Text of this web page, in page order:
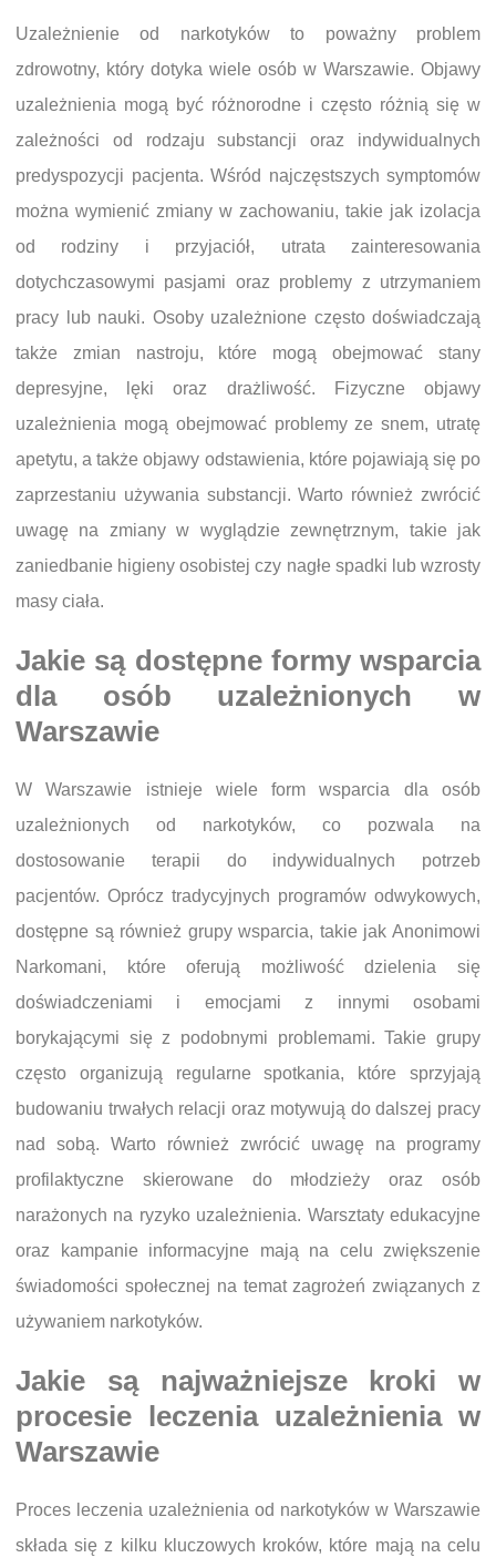
Uzależnienie od narkotyków to poważny problem
zdrowotny, który dotyka wiele osób w Warszawie. Objawy
uzależnienia mogą być różnorodne i często różnią się w
zależności od rodzaju substancji oraz indywidualnych
predyspozycji pacjenta. Wśród najczęstszych symptomów
można wymienić zmiany w zachowaniu, takie jak izolacja
od rodziny i przyjaciół, utrata zainteresowania
dotychczasowymi pasjami oraz problemy z utrzymaniem
pracy lub nauki. Osoby uzależnione często doświadczają
także zmian nastroju, które mogą obejmować stany
depresyjne, lęki oraz drażliwość. Fizyczne objawy
uzależnienia mogą obejmować problemy ze snem, utratę
apetytu, a także objawy odstawienia, które pojawiają się po
zaprzestaniu używania substancji. Warto również zwrócić
uwagę na zmiany w wyglądzie zewnętrznym, takie jak
zaniedbanie higieny osobistej czy nagłe spadki lub wzrosty
masy ciała.
Jakie są dostępne formy wsparcia
dla osób uzależnionych w
Warszawie
W Warszawie istnieje wiele form wsparcia dla osób
uzależnionych od narkotyków, co pozwala na
dostosowanie terapii do indywidualnych potrzeb
pacjentów. Oprócz tradycyjnych programów odwykowych,
dostępne są również grupy wsparcia, takie jak Anonimowi
Narkomani, które oferują możliwość dzielenia się
doświadczeniami i emocjami z innymi osobami
borykającymi się z podobnymi problemami. Takie grupy
często organizują regularne spotkania, które sprzyjają
budowaniu trwałych relacji oraz motywują do dalszej pracy
nad sobą. Warto również zwrócić uwagę na programy
profilaktyczne skierowane do młodzieży oraz osób
narażonych na ryzyko uzależnienia. Warsztaty edukacyjne
oraz kampanie informacyjne mają na celu zwiększenie
świadomości społecznej na temat zagrożeń związanych z
używaniem narkotyków.
Jakie są najważniejsze kroki w
procesie leczenia uzależnienia w
Warszawie
Proces leczenia uzależnienia od narkotyków w Warszawie
składa się z kilku kluczowych kroków, które mają na celu